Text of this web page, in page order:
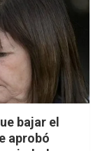
bajar el
aprobó